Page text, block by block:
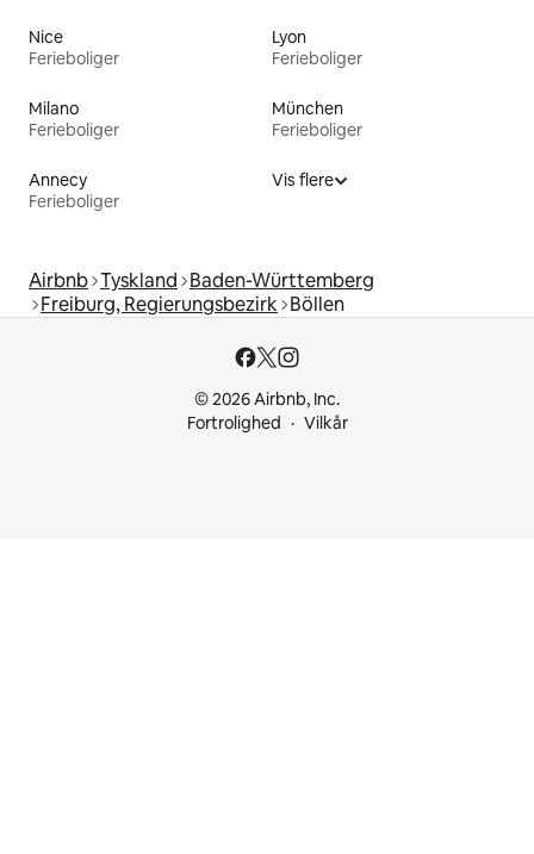
Nice
Ferieboliger
Lyon
Ferieboliger
Milano
Ferieboliger
München
Ferieboliger
Annecy
Ferieboliger
Vis flere
Airbnb Tyskland Baden-Württemberg
Freiburg, Regierungsbezirk Böllen
© 2026 Airbnb, Inc.
Fortrolighed
Vilkår